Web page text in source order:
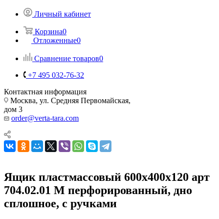
Личный кабинет
Корзина0
Отложенные0
Сравнение товаров0
+7 495 032-76-32
Контактная информация
Москва, ул. Средняя Первомайская,
дом 3
order@verta-tara.com
Ящик пластмассовый 600х400х120 арт
704.02.01 М перфорированный, дно
сплошное, с ручками